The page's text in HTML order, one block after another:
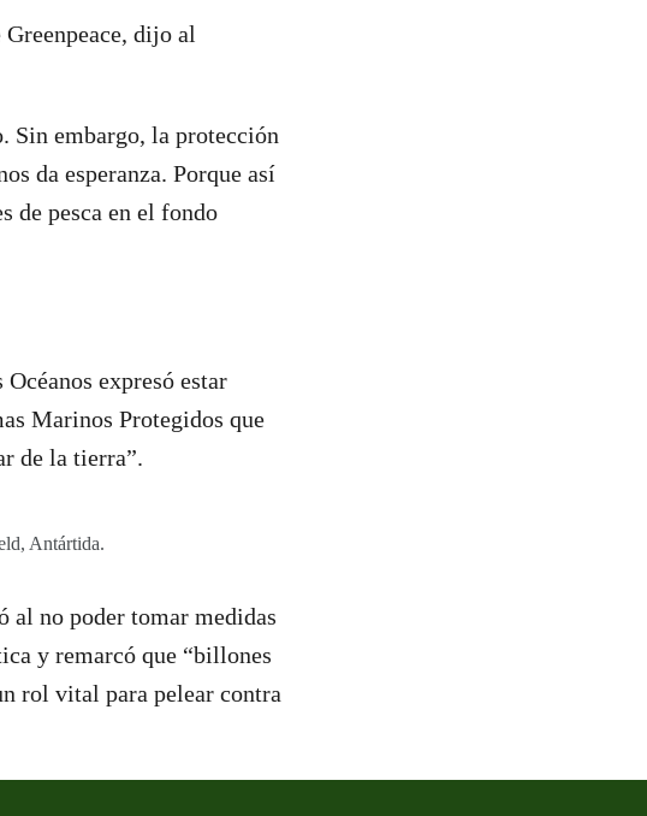
dijo al
Sin embargo, la protección
da esperanza. Porque así
de pesca en el fondo
expresó estar
Marinos Protegidos que
de la tierra”.
Antártida.
al no poder tomar medidas
y remarcó que “billones
rol vital para pelear contra